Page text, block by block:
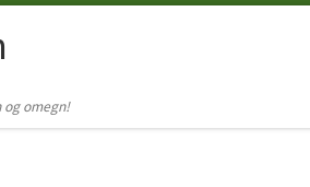
og omegn!